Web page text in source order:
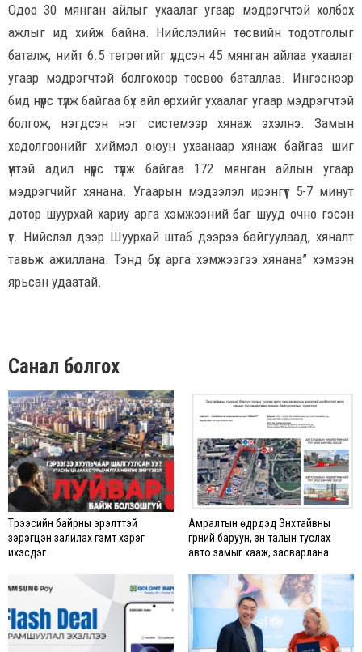
Одоо 30 мянган айлыг ухаалаг угаар мэдрэгчтэй холбох
ажлыг ид хийж байна. Нийслэлийн төсвийн тодотголыг
баталж, нийт 6.5 төгрөгийг үлдсэн 45 мянган айлаа ухаалаг
угаар мэдрэгчтэй болгохоор төсвөө баталлаа. Ингэснээр
бид нүүрс түлж байгаа бүх айл өрхийг ухаалаг угаар мэдрэгчтэй
болгож, нэгдсэн нэг системээр хянаж эхэлнэ. Замын
хөдөлгөөнийг хиймэл оюун ухаанаар хянаж байгаа шиг
үүнтэй адил нүүрс түлж байгаа 172 мянган айлын угаар
мэдрэгчийг хянана. Угаарын мэдээлэл ирэнгүүт 5-7 минут
дотор шуурхай хариу арга хэмжээний баг шууд очно гэсэн
үг. Нийслэл дээр Шуурхай штаб дээрээ байгуулаад, хяналт
тавьж ажиллана. Тэнд бүх арга хэмжээгээ хянана” хэмээн
ярьсан удаатай.
Санал болгох
Түрээсийн байрны эрэлттэй
зэрэгцэн залилах гэмт хэрэг
ихэсдэг
Амралтын өдрүүдэд Энхтайвны
гүүрний баруун, зүүн талын туслах
авто замыг хааж, засварлана